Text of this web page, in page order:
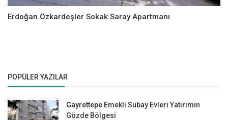
Erdoğan Özkardeşler Sokak Saray Apartmanı
POPÜLER YAZILAR
Gayrettepe Emekli Subay Evleri Yatırımın
Gözde Bölgesi